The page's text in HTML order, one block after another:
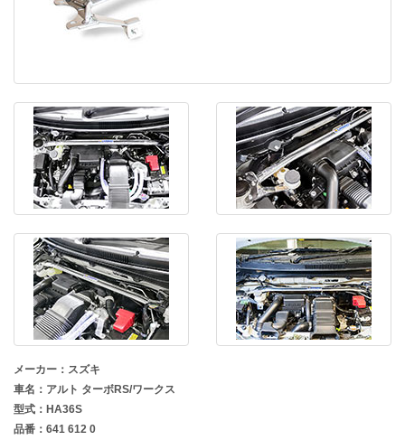
メーカー：スズキ
車名：アルト ターボRS/ワークス
型式：HA36S
品番：641 612 0